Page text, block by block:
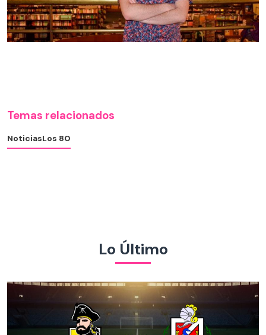
Temas relacionados
NoticiasLos 80
Lo Último